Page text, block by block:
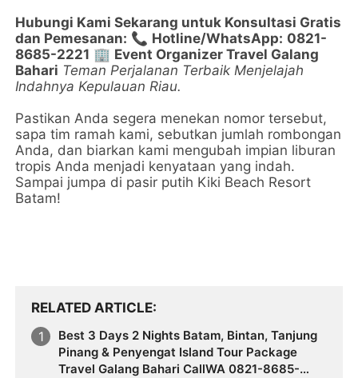
Hubungi Kami Sekarang untuk Konsultasi Gratis
dan Pemesanan: 📞 Hotline/WhatsApp: 0821-
8685-2221 🏢 Event Organizer Travel Galang
Bahari Teman Perjalanan Terbaik Menjelajah
Indahnya Kepulauan Riau.
Pastikan Anda segera menekan nomor tersebut,
sapa tim ramah kami, sebutkan jumlah rombongan
Anda, dan biarkan kami mengubah impian liburan
tropis Anda menjadi kenyataan yang indah.
Sampai jumpa di pasir putih Kiki Beach Resort
Batam!
RELATED ARTICLE
Best 3 Days 2 Nights Batam, Bintan, Tanjung
Pinang & Penyengat Island Tour Package
Travel Galang Bahari CallWA 0821-8685-